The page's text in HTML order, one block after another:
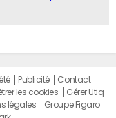
Publicité
Contact
les cookies
Gérer Utiq
légales
Groupe Figaro